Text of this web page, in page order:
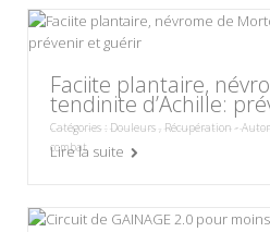
Faciite plantaire,
tendinite d’Achille:
Catégories : Douleurs , Récupération -
combat
Lire la suite